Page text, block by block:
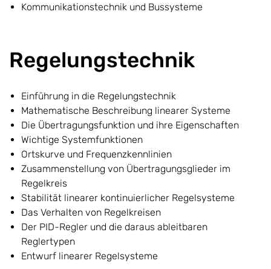
Kommunikationstechnik und Bussysteme
Regelungstechnik
Einführung in die Regelungstechnik
Mathematische Beschreibung linearer Systeme
Die Übertragungsfunktion und ihre Eigenschaften
Wichtige Systemfunktionen
Ortskurve und Frequenzkennlinien
Zusammenstellung von Übertragungsglieder im
Regelkreis
Stabilität linearer kontinuierlicher Regelsysteme
Das Verhalten von Regelkreisen
Der PID-Regler und die daraus ableitbaren
Reglertypen
Entwurf linearer Regelsysteme